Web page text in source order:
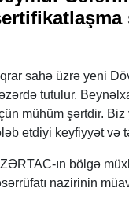
sahə üzrə yeni
tutulur.
mühüm şərtdir.
etdiyi keyfiyyət və
ın bölgə
nazirinin